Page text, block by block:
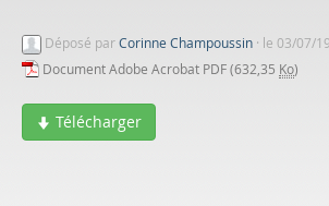
Déposé parCorinne Champoussin · le 03/07/
Document Adobe Acrobat PDF (632,35 Ko)
Télécharger